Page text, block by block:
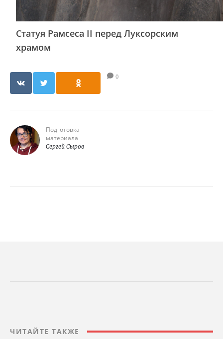
Статуя Рамсеса II перед Луксорским
храмом
0
Подготовка
материала
Сергей Сыров
ЧИТАЙТЕ ТАКЖЕ